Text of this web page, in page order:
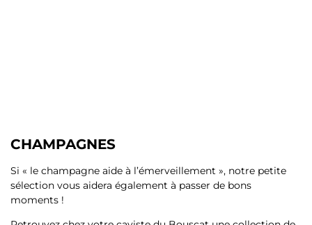
CHAMPAGNES
Si « le champagne aide à l’émerveillement », notre petite
sélection vous aidera également à passer de bons
moments !